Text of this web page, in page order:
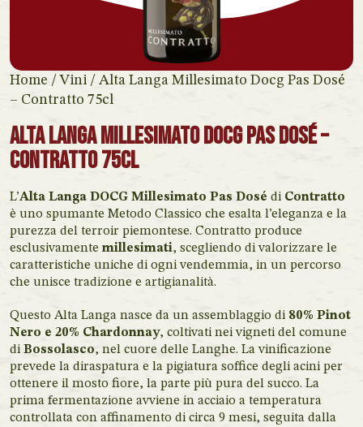
Home /Vini / Alta Langa Millesimato Docg Pas Dosé
– Contratto 75cl
Alta Langa Millesimato Docg Pas Dosé –
Contratto 75cl
L’Alta Langa DOCG Millesimato Pas Dosé di Contratto
è uno spumante Metodo Classico che esalta l’eleganza e la
purezza del terroir piemontese. Contratto produce
esclusivamente millesimati, scegliendo di valorizzare le
caratteristiche uniche di ogni vendemmia, in un percorso
che unisce tradizione e artigianalità.
Questo Alta Langa nasce da un assemblaggio di 80% Pinot
Nero e 20% Chardonnay, coltivati nei vigneti del comune
di Bossolasco, nel cuore delle Langhe. La vinificazione
prevede la diraspatura e la pigiatura soffice degli acini per
ottenere il mosto fiore, la parte più pura del succo. La
prima fermentazione avviene in acciaio a temperatura
controllata con affinamento di circa 9 mesi, seguita dalla